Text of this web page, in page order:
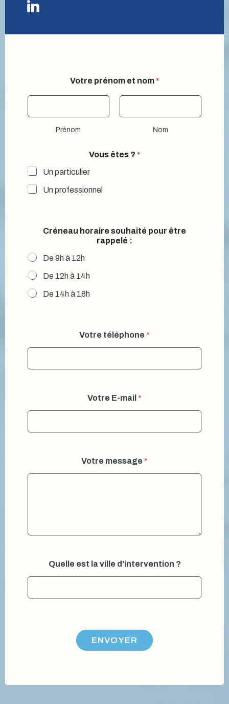
Votre prénom et nom *
Prénom Nom
Vous êtes ? *
Un particulier
Un professionnel
Créneau horaire souhaité pour être
rappelé :
De 9h à 12h
De 12h à 14h
De 14h à 18h
Votre téléphone *
*
*
Votre E-mail *
Votre message *
Quelle est la ville d'intervention ?
ENVOYER